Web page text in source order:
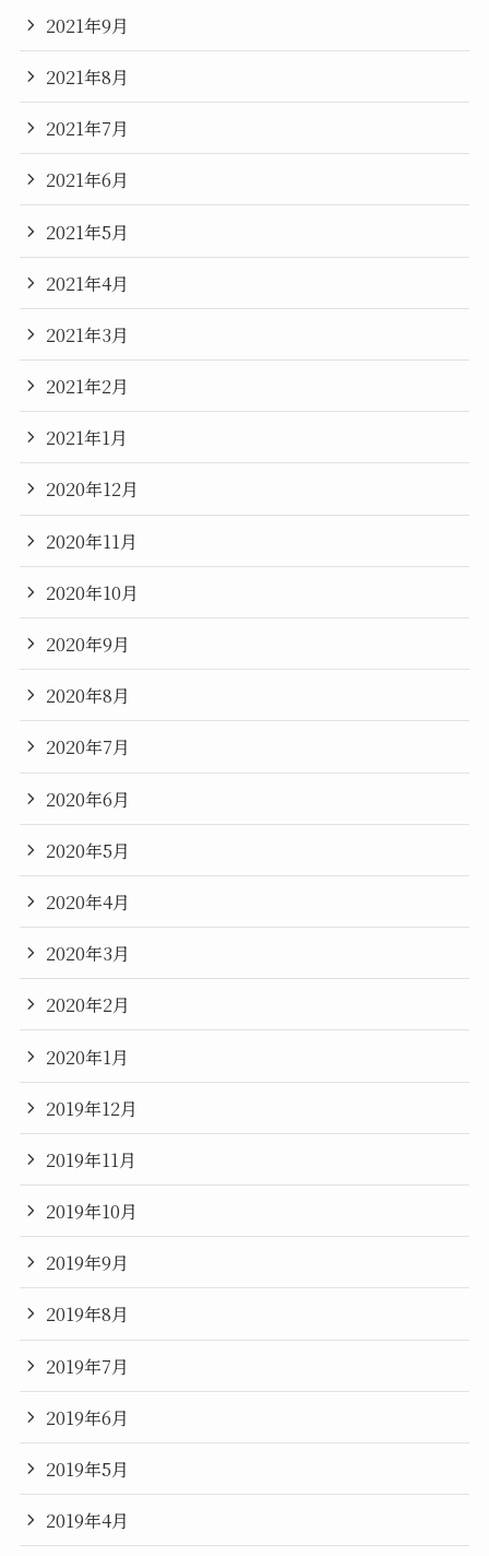
2021年9月
2021年8月
2021年7月
2021年6月
2021年5月
2021年4月
2021年3月
2021年2月
2021年1月
2020年12月
2020年11月
2020年10月
2020年9月
2020年8月
2020年7月
2020年6月
2020年5月
2020年4月
2020年3月
2020年2月
2020年1月
2019年12月
2019年11月
2019年10月
2019年9月
2019年8月
2019年7月
2019年6月
2019年5月
2019年4月